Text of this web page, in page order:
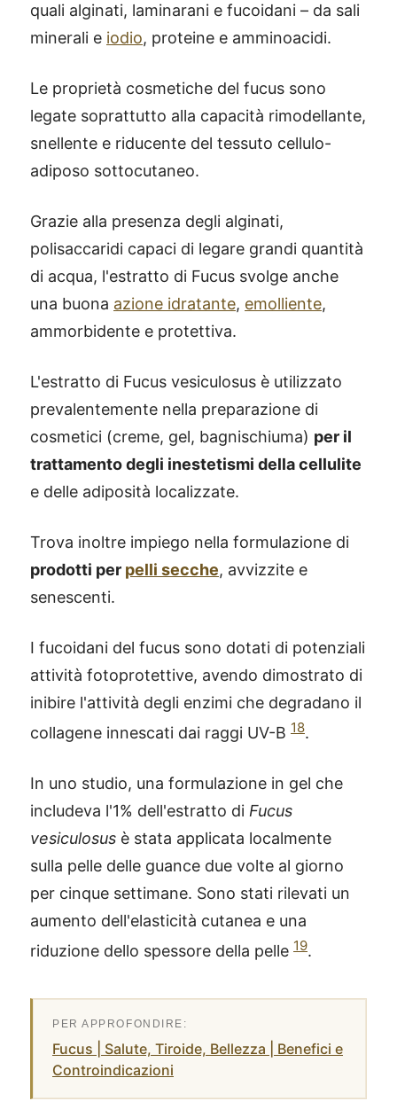
quali alginati, laminarani e fucoidani – da sali
minerali e iodio, proteine e amminoacidi.
Le proprietà cosmetiche del fucus sono
legate soprattutto alla capacità rimodellante,
snellente e riducente del tessuto cellulo-
adiposo sottocutaneo.
Grazie alla presenza degli alginati,
polisaccaridi capaci di legare grandi quantità
di acqua, l'estratto di Fucus svolge anche
una buona azione idratante, emolliente,
ammorbidente e protettiva.
L'estratto di Fucus vesiculosus è utilizzato
prevalentemente nella preparazione di
cosmetici (creme, gel, bagnischiuma) per il
trattamento degli inestetismi della cellulite
e delle adiposità localizzate.
Trova inoltre impiego nella formulazione di
prodotti per pelli secche, avvizzite e
senescenti.
I fucoidani del fucus sono dotati di potenziali
attività fotoprotettive, avendo dimostrato di
inibire l'attività degli enzimi che degradano il
collagene innescati dai raggi UV-B 18.
In uno studio, una formulazione in gel che
includeva l'1% dell'estratto di Fucus
vesiculosus è stata applicata localmente
sulla pelle delle guance due volte al giorno
per cinque settimane. Sono stati rilevati un
aumento dell'elasticità cutanea e una
riduzione dello spessore della pelle 19.
Fucus | Salute, Tiroide, Bellezza | Benefici e
Controindicazioni